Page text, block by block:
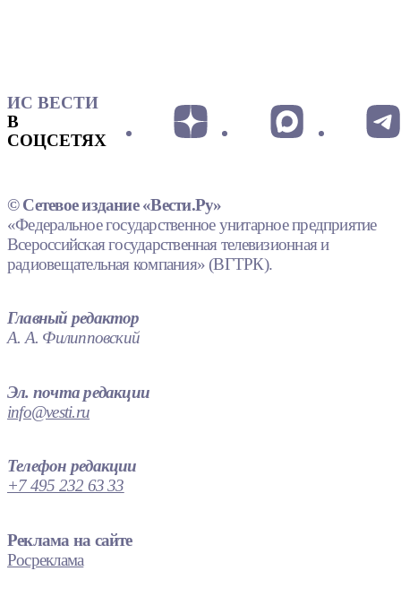
ИС ВЕСТИ
В
СОЦСЕТЯХ
© Сетевое издание «Вести.Ру»
«Федеральное государственное унитарное предприятие
Всероссийская государственная телевизионная и
радиовещательная компания» (ВГТРК).
Главный редактор
А. А. Филипповский
Эл. почта редакции
info@vesti.ru
Телефон редакции
+7 495 232 63 33
Реклама на сайте
Росреклама